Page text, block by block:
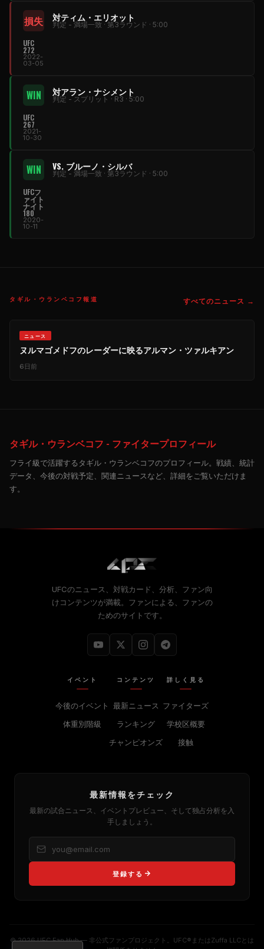
損失 対ティム・エリオット
判定 - 満場一致 · 第3ラウンド · 5:00
UFC
272
2022-
03-05
WIN 対アラン・ナシメント
判定 - スプリット · R3 · 5:00
UFC
267
2021-
10-30
WIN VS. ブルーノ・シルバ
判定 - 満場一致 · 第3ラウンド · 5:00
UFCフ
ァイト
ナイト
180
2020-
10-11
タギル・ウランベコフ報道 すべてのニュース →
ニュース
ヌルマゴメドフのレーダーに映るアルマン・ツァルキアン
6日前
タギル・ウランベコフ - ファイタープロフィール
フライ級で活躍するタギル・ウランベコフのプロフィール。戦績、統計
データ、今後の対戦予定、関連ニュースなど、詳細をご覧いただけま
す。
UFCのニュース、対戦カード、分析、ファン向
けコンテンツが満載。ファンによる、ファンの
ためのサイトです。
イベント
今後のイベント
体重別階級
コンテンツ
最新ニュース
ランキング
チャンピオンズ
詳しく見る
ファイターズ
学校区概要
接触
最新情報をチェック
最新の試合ニュース、イベントプレビュー、そして独占分析を入
手しましょう。
登録する
© 2026 UFC Fan Hub — 非公式ファンプロジェクト。UFC®またはZuffa LLCとは